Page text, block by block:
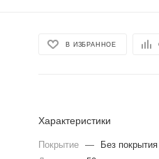
В ИЗБРАННОЕ
Характеристики
Покрытие —
Без покрытия